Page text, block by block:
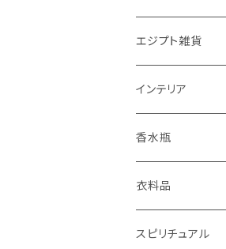
ネックレス
指輪
ブレスレット
エジプシャンオイル
エジプト雑貨
エミーズソープ
置物
キーホルダー
リュックサック
インテリア
ランプ
パピルス
香炉
香水瓶
衣料品
ベリーダンス衣装
スピリチュアル